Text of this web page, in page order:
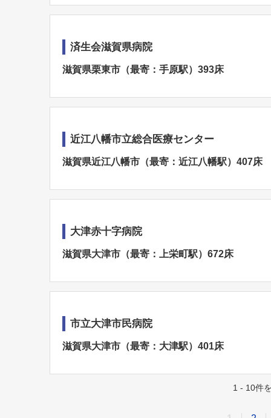
済生会滋賀県病院
滋賀県栗東市（最寄：手原駅）393床
近江八幡市立総合医療センター
滋賀県近江八幡市（最寄：近江八幡駅）407床
大津赤十字病院
滋賀県大津市（最寄：上栄町駅）672床
市立大津市民病院
滋賀県大津市（最寄：大津駅）401床
1 - 10件